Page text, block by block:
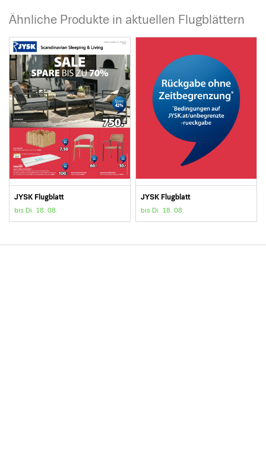
Ähnliche Produkte in aktuellen Flugblättern
JYSK Flugblatt
bis Di. 18. 08.
JYSK Flugblatt
bis Di. 18. 08.